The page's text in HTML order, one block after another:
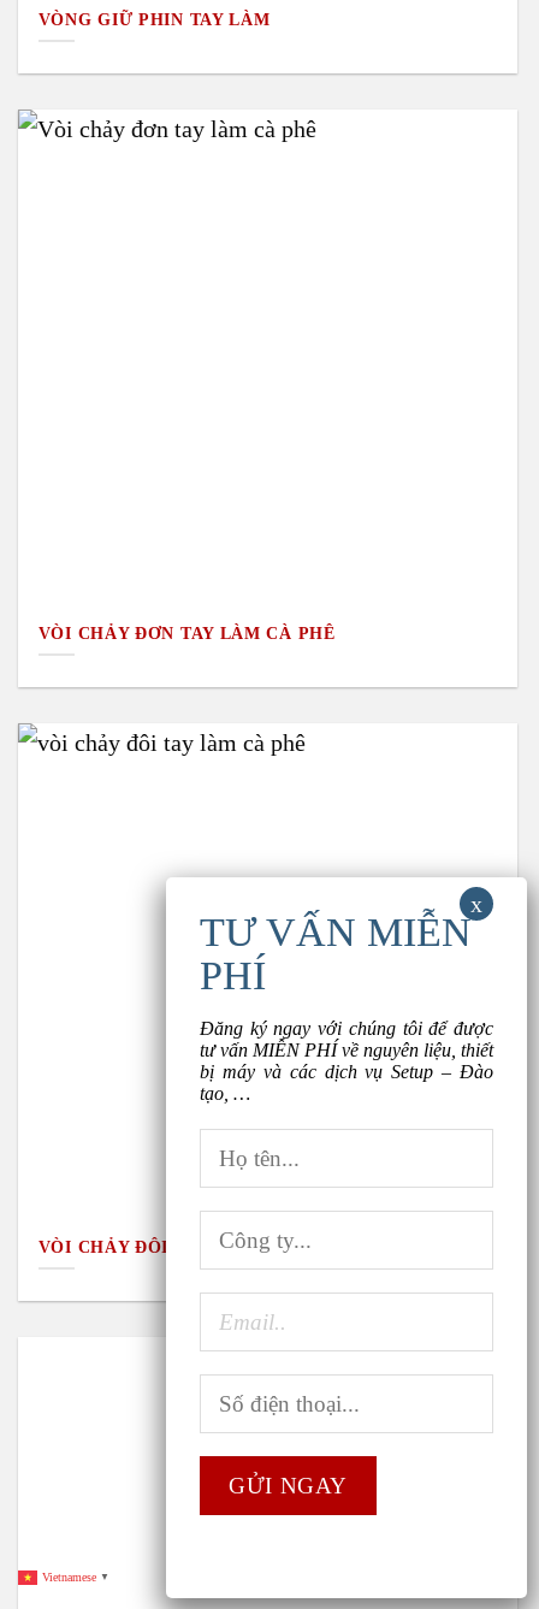
VÒNG GIỮ PHIN TAY LÀM
VÒI CHẢY ĐƠN TAY LÀM CÀ PHÊ
VÒI CHẢY ĐÔI TAY LÀM CÀ PHÊ
Vietnamese ▼
Đăng ký ngay với chúng tôi để được
tư vấn MIỄN PHÍ về nguyên liệu, thiết
bị máy và các dịch vụ Setup – Đào
tạo, …